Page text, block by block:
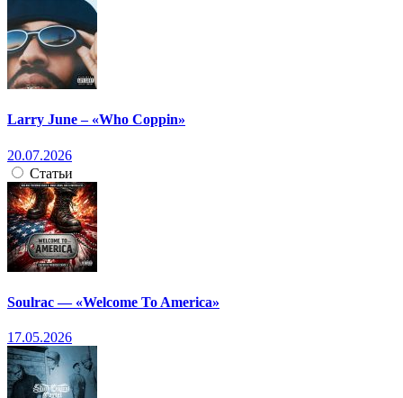
Larry June – «Who Coppin»
20.07.2026
Статьи
Soulrac — «Welcome To America»
17.05.2026